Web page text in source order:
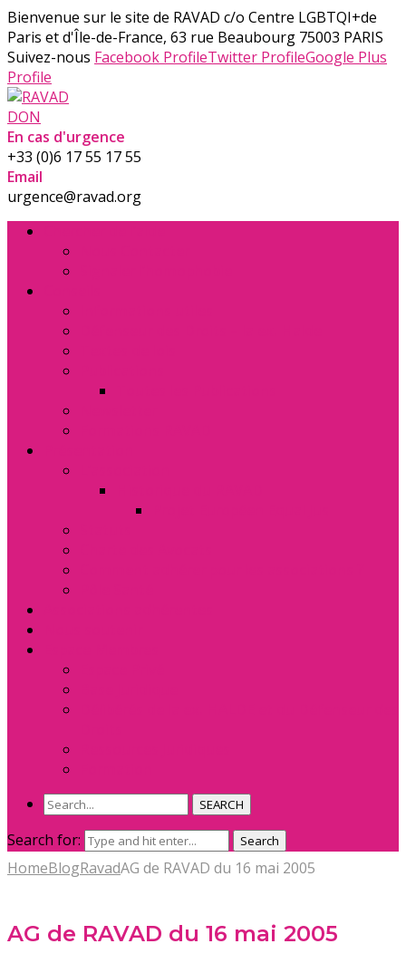
Bienvenue sur le site de RAVAD c/o Centre LGBTQI+de
Paris et d'Île-de-France, 63 rue Beaubourg 75003 PARIS
Suivez-nous Facebook ProfileTwitter ProfileGoogle Plus
Profile
DON
En cas d'urgence
+33 (0)6 17 55 17 55
Email
urgence@ravad.org
SEARCH
Search for: Search
HomeBlogRavadAG de RAVAD du 16 mai 2005
AG de RAVAD du 16 mai 2005